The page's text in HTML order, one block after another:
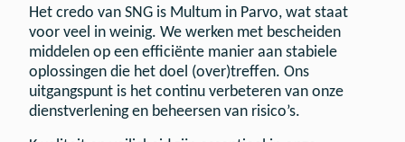
Het credo van SNG is Multum in Parvo, wat staat
voor veel in weinig. We werken met bescheiden
middelen op een efficiënte manier aan stabiele
oplossingen die het doel (over)treffen. Ons
uitgangspunt is het continu verbeteren van onze
dienstverlening en beheersen van risico’s.